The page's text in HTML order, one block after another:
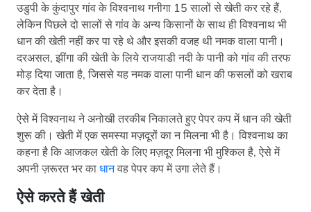
उडुपी के कुंदापुर गांव के विश्वनाथ गनीगा 15 सालों से खेती कर रहे हैं,
लेकिन पिछले दो सालों से गांव के अन्य किसानों के साथ ही विश्वनाथ भी
धान की खेती नहीं कर पा रहे थे और इसकी वजह थी नमक वाला पानी।
दरअसल, झींगा की खेती के लिये राजयाडी नदी के पानी को गांव की तरफ
मोड़ दिया जाता है, जिससे यह नमक वाला पानी धान की फसलों को खराब
कर देता है।
ऐसे में विश्वनाथ ने अनोखी तरकीब निकालते हुए पेपर कप में धान की खेती
शुरू की। खेती में एक समस्या मज़दूरों का न मिलना भी है। विश्वनाथ का
कहना है कि आजकल खेती के लिए मज़दूर मिलना भी मुश्किल है, ऐसे में
अपनी ज़रूरत भर काधानवह पेपर कप में उगा लेते हैं।
ऐसे करते हैं खेती